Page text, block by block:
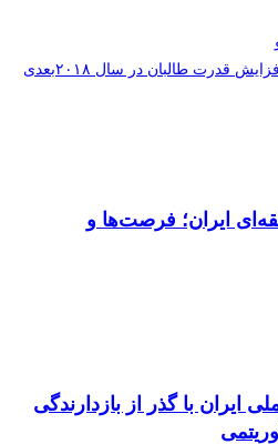
قدرت طالبان در سال ۲۰۱۸ بعدی
ایران؛ فرصت‌ها و
با گذر از بازدارندگی